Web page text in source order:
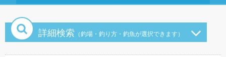
詳細検索 （釣場・釣り方・釣魚が選択できます）